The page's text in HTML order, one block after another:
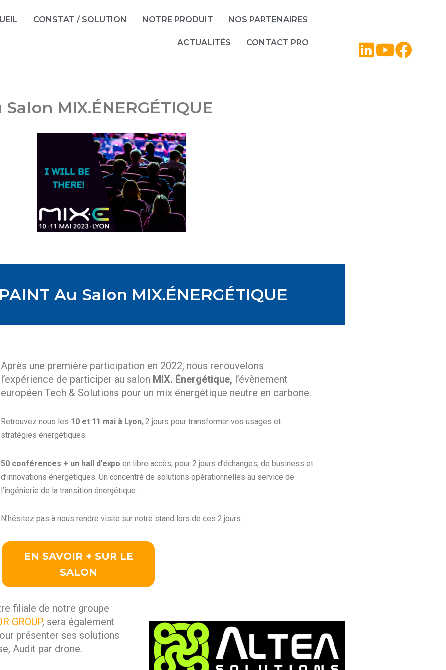
CONSTAT / SOLUTION NOTRE PRODUIT NOS PARTENAIRES
ACTUALITÉS CONTACT PRO
MIX.éNERGÉTIQUE
Au Salon MIX.éNERGÉTIQUE
Après une première participation en 2022, nous renouvelons
l’expérience de participer au salon MIX. Énergétique, l’évènement
européen Tech & Solutions pour un mix énergétique neutre en carbone.
Retrouvez nous les 10 et 11 mai à Lyon, 2 jours pour transformer vos usages et
stratégies énergétiques.
50 conférences + un hall d’expo en libre accès, pour 2 jours d’échanges, de business et
d’innovations énergétiques. Un concentré de solutions opérationnelles au service de
l’ingénierie de la transition énergétique.
N’hésitez pas à nous rendre visite sur notre stand lors de ces 2 jours.
EN SAVOIR + SUR LE
SALON
filiale de notre groupe
GROUP, sera également
présenter ses solutions
Audit par drone.